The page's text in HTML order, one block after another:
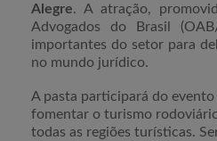
Alegre. A atração,
Advogados do Brasil
importantes do setor para
no mundo jurídico.
A pasta participará do
fomentar o turismo
todas as regiões turísticas.